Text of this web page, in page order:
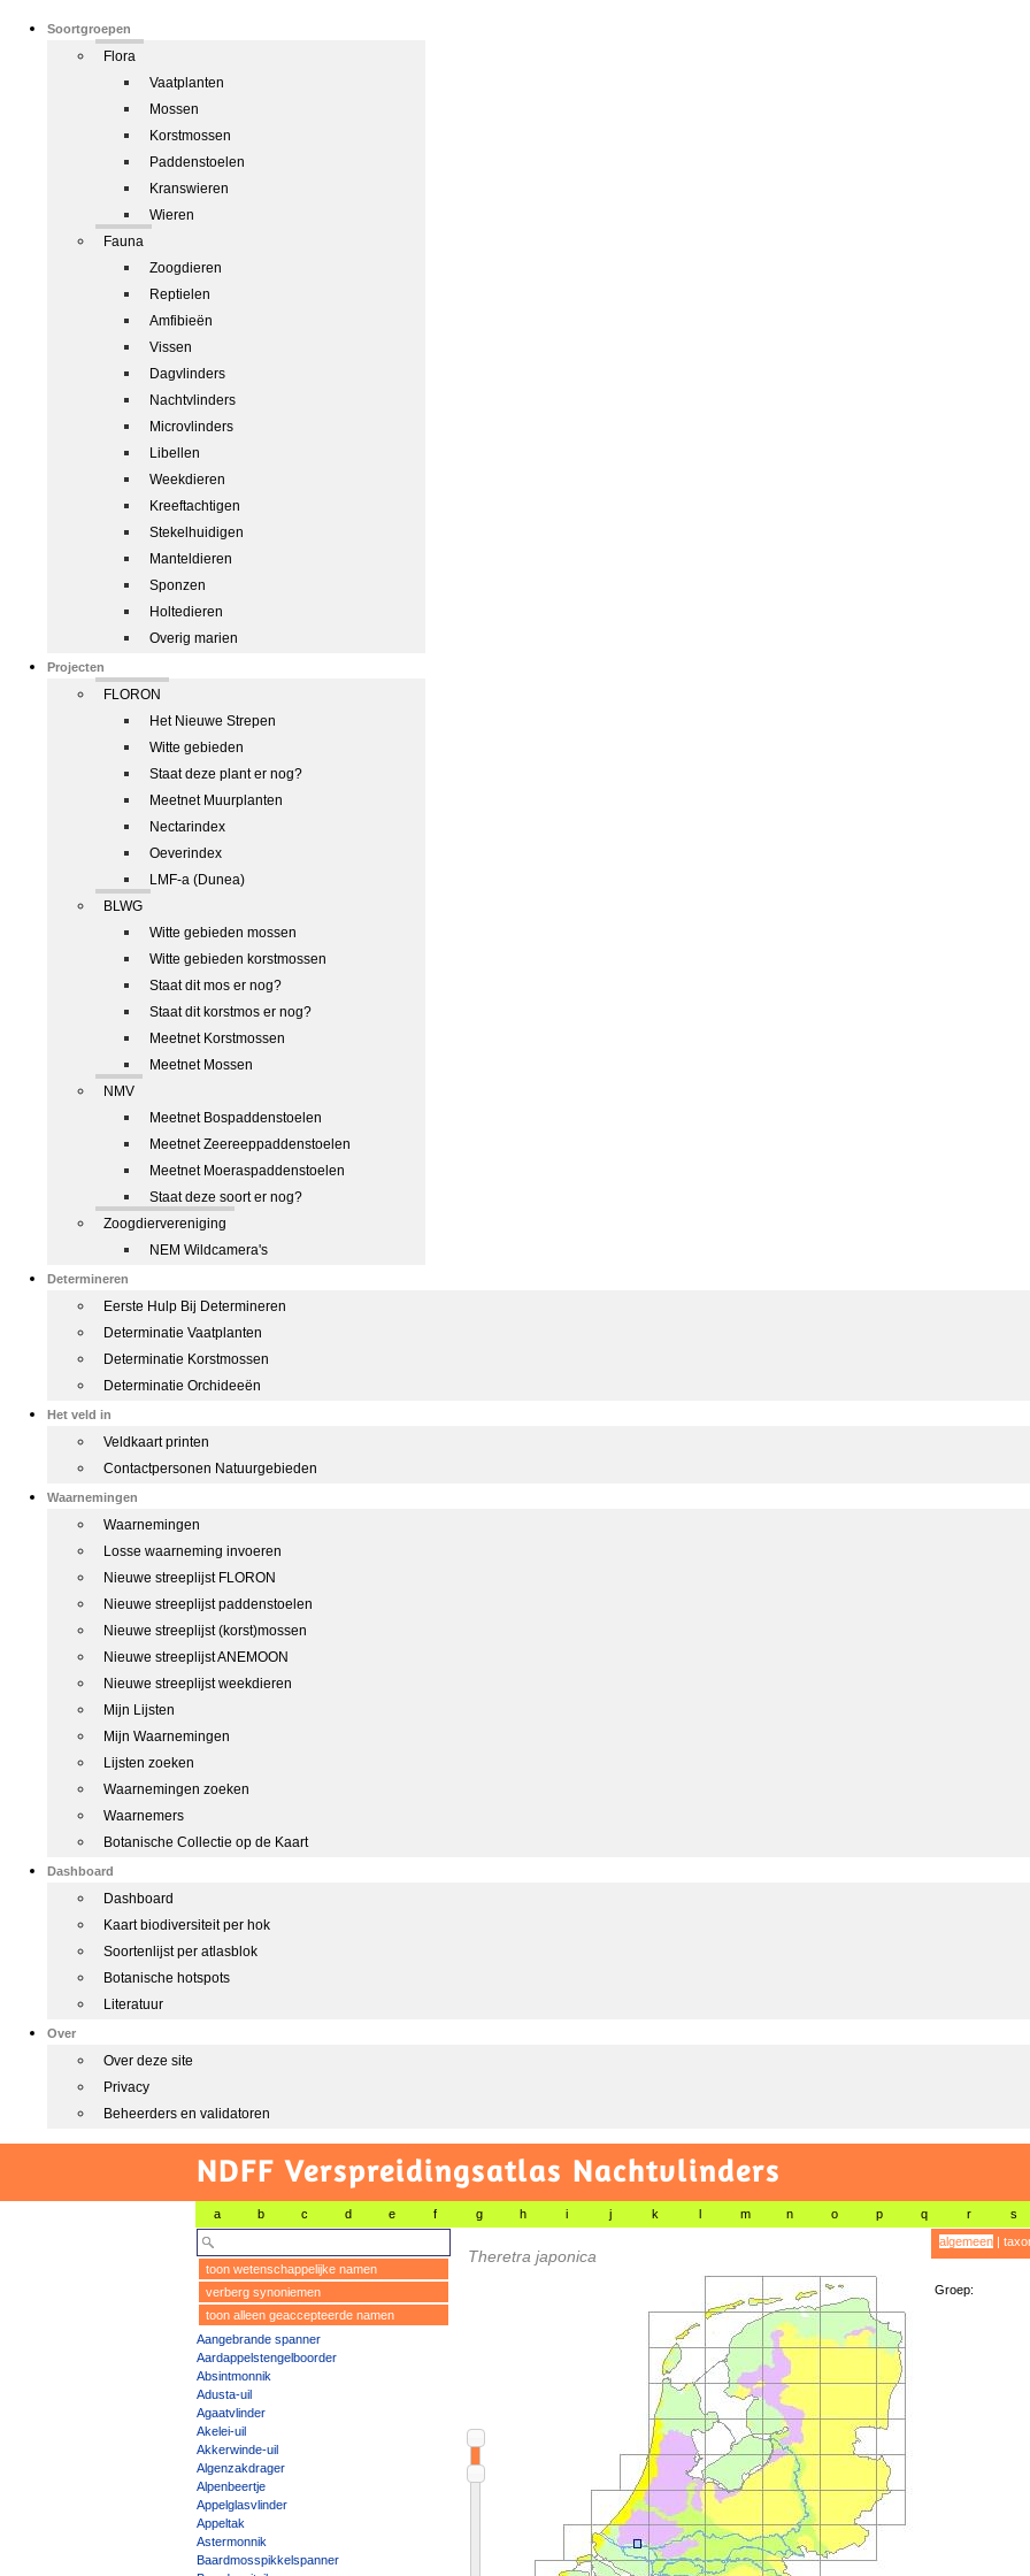
Soortgroepen
Flora
Vaatplanten
Mossen
Korstmossen
Paddenstoelen
Kranswieren
Wieren
Fauna
Zoogdieren
Reptielen
Amfibieën
Vissen
Dagvlinders
Nachtvlinders
Microvlinders
Libellen
Weekdieren
Kreeftachtigen
Stekelhuidigen
Manteldieren
Sponzen
Holtedieren
Overig marien
Projecten
FLORON
Het Nieuwe Strepen
Witte gebieden
Staat deze plant er nog?
Meetnet Muurplanten
Nectarindex
Oeverindex
LMF-a (Dunea)
BLWG
Witte gebieden mossen
Witte gebieden korstmossen
Staat dit mos er nog?
Staat dit korstmos er nog?
Meetnet Korstmossen
Meetnet Mossen
NMV
Meetnet Bospaddenstoelen
Meetnet Zeereeppaddenstoelen
Meetnet Moeraspaddenstoelen
Staat deze soort er nog?
Zoogdiervereniging
NEM Wildcamera's
Determineren
Eerste Hulp Bij Determineren
Determinatie Vaatplanten
Determinatie Korstmossen
Determinatie Orchideeën
Het veld in
Veldkaart printen
Contactpersonen Natuurgebieden
Waarnemingen
Waarnemingen
Losse waarneming invoeren
Nieuwe streeplijst FLORON
Nieuwe streeplijst paddenstoelen
Nieuwe streeplijst (korst)mossen
Nieuwe streeplijst ANEMOON
Nieuwe streeplijst weekdieren
Mijn Lijsten
Mijn Waarnemingen
Lijsten zoeken
Waarnemingen zoeken
Waarnemers
Botanische Collectie op de Kaart
Dashboard
Dashboard
Kaart biodiversiteit per hok
Soortenlijst per atlasblok
Botanische hotspots
Literatuur
Over
Over deze site
Privacy
Beheerders en validatoren
NDFF Verspreidingsatlas Nachtvlinders
a b c d e f g h i j k l m n o p q r s
toon wetenschappelijke namen
verberg synoniemen
toon alleen geaccepteerde namen
Aangebrande spanner
Aardappelstengelboorder
Absintmonnik
Adusta-uil
Agaatvlinder
Akelei-uil
Akkerwinde-uil
Algenzakdrager
Alpenbeertje
Appelglasvlinder
Appeltak
Astermonnik
Baardmosspikkelspanner
Theretra japonica
algemeen|
Groep: